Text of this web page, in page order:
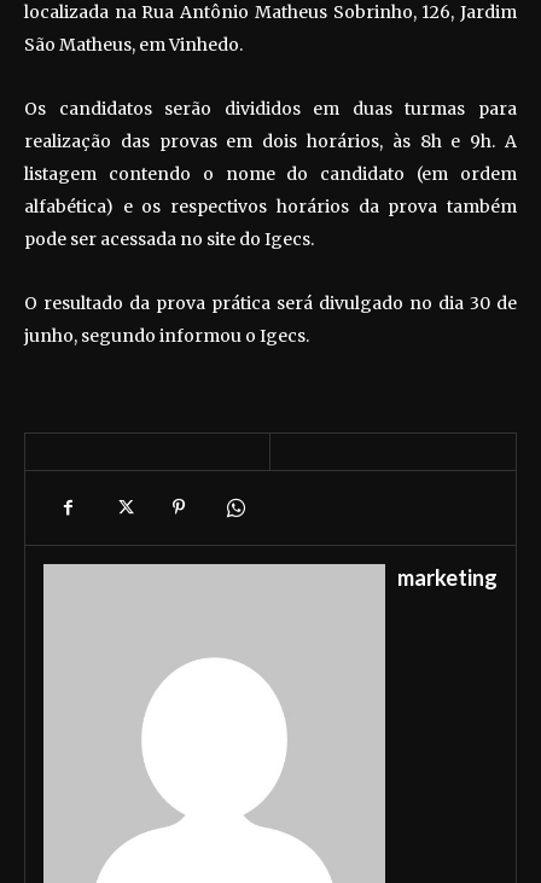
localizada na Rua Antônio Matheus Sobrinho, 126, Jardim
São Matheus, em Vinhedo.
Os candidatos serão divididos em duas turmas para
realização das provas em dois horários, às 8h e 9h. A
listagem contendo o nome do candidato (em ordem
alfabética) e os respectivos horários da prova também
pode ser acessada no site do Igecs.
O resultado da prova prática será divulgado no dia 30 de
junho, segundo informou o Igecs.
marketing